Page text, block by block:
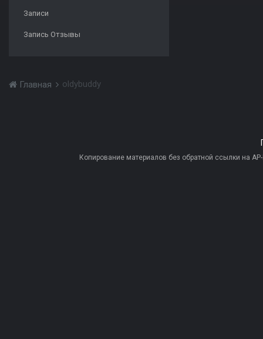
Записи
Запись Отзывы
Главная oldybuddy
Копирование материалов без обратной ссылки на